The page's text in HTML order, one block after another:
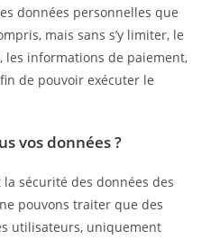
données personnelles que
mais sans s’y limiter, le
les informations de paiement,
de pouvoir exécuter le
vos données ?
sécurité des données des
pouvons traiter que des
utilisateurs, uniquement